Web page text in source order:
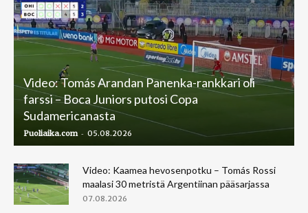
Video: Tomás Arandan Panenka-rankkari oli
farssi – Boca Juniors putosi Copa
Sudamericanasta
Puoliaika.com - 05.08.2026
Video: Kaamea hevosenpotku – Tomás Rossi
maalasi 30 metristä Argentiinan pääsarjassa
07.08.2026